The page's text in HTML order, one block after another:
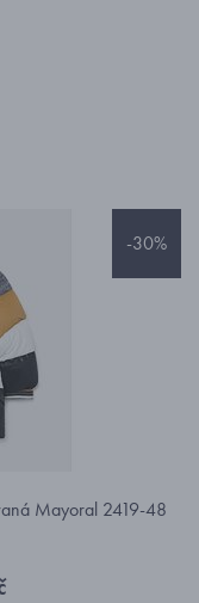
-30%
Mayoral 2419-48